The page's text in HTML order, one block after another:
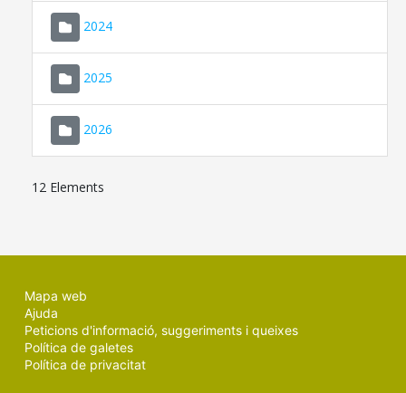
2024
2025
2026
12 Elements
Mapa web
Ajuda
Peticions d'informació, suggeriments i queixes
Política de galetes
Política de privacitat